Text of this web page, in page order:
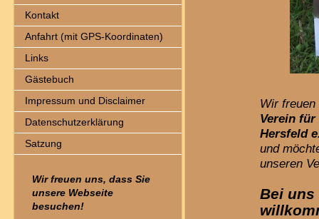
Kontakt
Anfahrt (mit GPS-Koordinaten)
Links
Gästebuch
Impressum und Disclaimer
Datenschutzerklärung
Satzung
Wir freuen uns, dass Sie
unsere Webseite
besuchen!
Wir
Verein für
Hersfeld
und
unseren
Bei uns